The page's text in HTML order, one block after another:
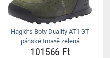
Haglöfs Boty Duality AT1 GT
pánské tmavě zelená
101566 Ft